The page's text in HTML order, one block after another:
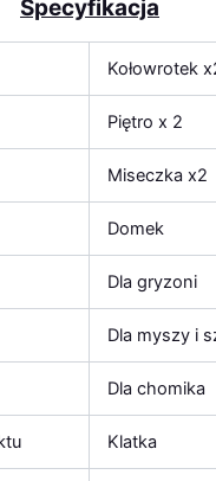
Specyfikacja
Kołowrotek
Piętro x 2
Miseczka x2
Domek
Dla gryzoni
Dla myszy i
Dla chomika
Klatka